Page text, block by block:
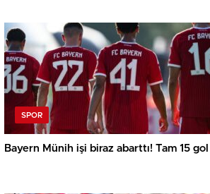
SPOR
Bayern Münih işi biraz abarttı! Tam 15 gol